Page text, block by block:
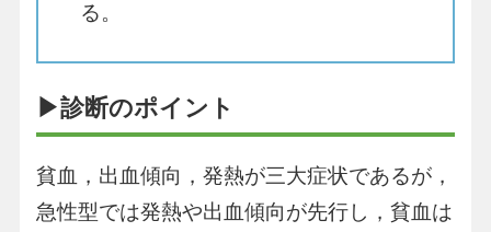
る。
▶診断のポイント
貧血，出血傾向，発熱が三大症状であるが，
急性型では発熱や出血傾向が先行し，貧血は